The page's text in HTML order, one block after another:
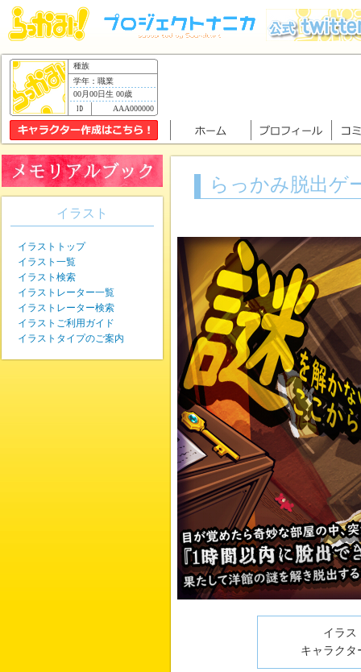
種族
学年：職業
00月00日生 00歳
AAA000000
らっかみ脱出ゲ
イラス
キャラクタ
イラスト
イラストトップ
イラスト一覧
イラスト検索
イラストレーター一覧
イラストレーター検索
イラストご利用ガイド
イラストタイプのご案内